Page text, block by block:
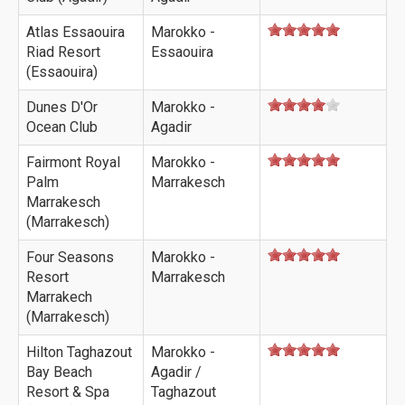
Atlas Essaouira
Riad Resort
(Essaouira)
Marokko -
Essaouira
Dunes D'Or
Ocean Club
Marokko -
Agadir
Fairmont Royal
Palm
Marrakesch
(Marrakesch)
Marokko -
Marrakesch
Four Seasons
Resort
Marrakech
(Marrakesch)
Marokko -
Marrakesch
Hilton Taghazout
Bay Beach
Resort & Spa
Marokko -
Agadir /
Taghazout